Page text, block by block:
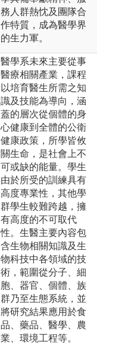
務人群熱忱及團隊合
作特質，成為醫學界
的生力軍。
醫學系未來主要從事
醫療相關產業，課程
以培育醫生所需之知
識及技能為導向，涵
蓋的層次從個體的身
心健康到全體的公衛
健康政策，所學皆攸
關生命，是社會上不
可或缺的能量。學生
由於所受的訓練具有
高度專業性，其他學
群學生較難跨越，擁
有高度的不可取代
性。生醫主要內容包
含生物相關知識及生
物科技中各領域的技
術，範圍從分子、細
胞、器官、個體、族
群乃至生態系統，並
將研究結果應用於食
品、藥品、醫學、農
業、環境工程等。